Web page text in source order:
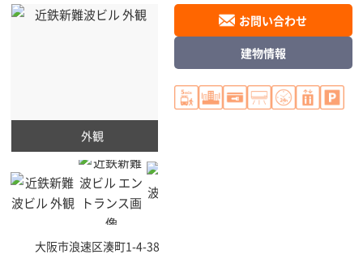
外観
大阪市浪速区湊町1-4-38
お問い合わせ
建物情報